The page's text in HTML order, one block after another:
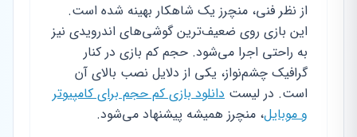
از نظر فنی، منچرز یک شاهکار بهینه شده است.
این بازی روی ضعیف‌ترین گوشی‌های اندرویدی نیز
به راحتی اجرا می‌شود. حجم کم بازی در کنار
گرافیک چشم‌نواز، یکی از دلایل نصب بالای آن
است. در لیست دانلود بازی کم حجم برای کامپیوتر
و موبایل، منچرز همیشه پیشنهاد می‌شود.